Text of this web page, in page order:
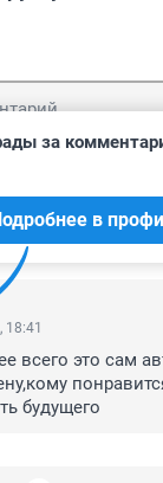
за
в
всего это сам
будущего